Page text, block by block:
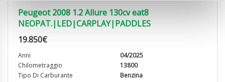
Peugeot 2008 1.2 Allure 130cv eat8
NEOPAT.|LED|CARPLAY|PADDLES
19.850€
Anni
04/2025
Chilometraggio
13800
Tipo Di Carburante
Benzina